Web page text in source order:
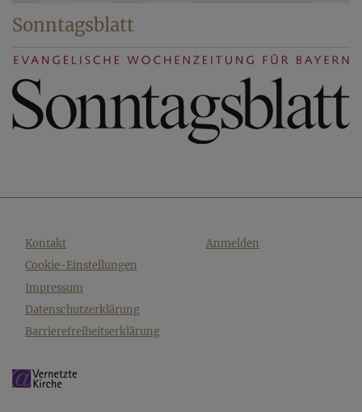
Sonntagsblatt
Fußbereichsmenü
Kontakt
Cookie-Einstellungen
Impressum
Datenschutzerklärung
Barrierefreiheitserklärung
Benutzermenü
Anmelden